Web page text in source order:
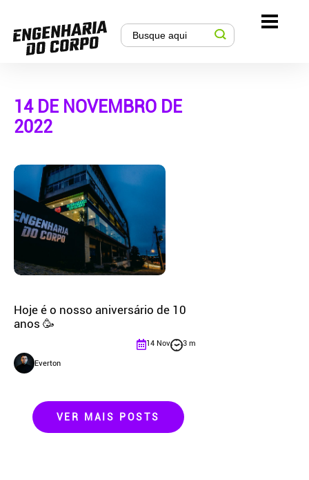
14 DE NOVEMBRO DE
2022
Hoje é o nosso aniversário de 10
anos 🥳
Everton
14 Nov 3 m
VER MAIS POSTS